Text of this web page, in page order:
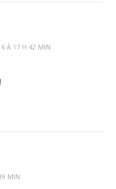
À 17 H 42 MIN
MIN